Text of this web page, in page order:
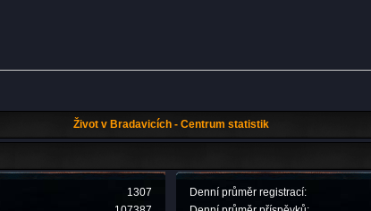
Život v Bradavicích - Centrum statistik
1307
Denní průměr registrací: